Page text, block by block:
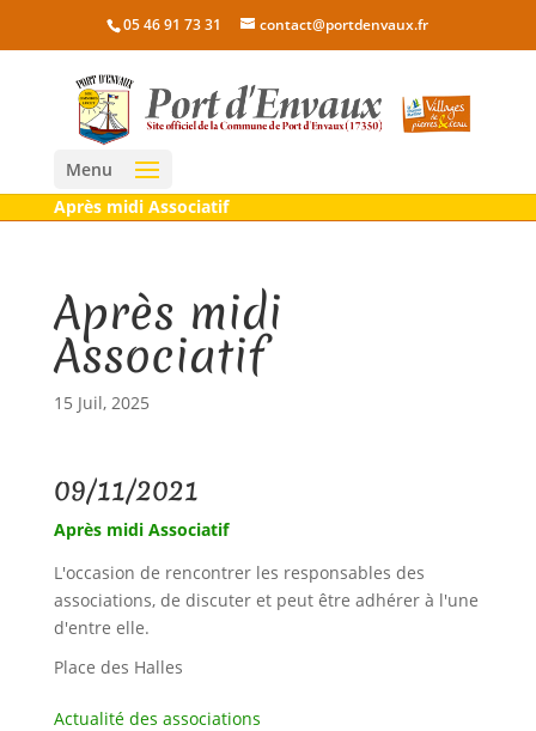
05 46 91 73 31 contact@portdenvaux.fr
Menu
Après midi Associatif
Après midi
Associatif
15 Juil, 2025
09/11/2021
Après midi Associatif
L'occasion de rencontrer les responsables des
associations, de discuter et peut être adhérer à l'une
d'entre elle.
Place des Halles
Actualité des associations